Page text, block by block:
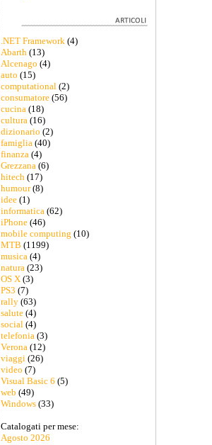
.NET Framework(4)
Abarth(13)
Alcenago (4)
auto (15)
computational(2)
consumatore(56)
cucina(18)
cultura(16)
dizionario (2)
famiglia(40)
finanza(4)
Grezzana(6)
hitech(17)
humour(8)
idee(1)
informatica(62)
iPhone(46)
mobile computing (10)
MTB (1199)
musica(4)
natura(23)
OS X(3)
PS3 (7)
rally(63)
salute(4)
social(4)
telefonia(3)
Verona(12)
viaggi(26)
video (7)
Visual Basic 6 (5)
web (49)
Windows(33)
Catalogati per mese:
Agosto 2026